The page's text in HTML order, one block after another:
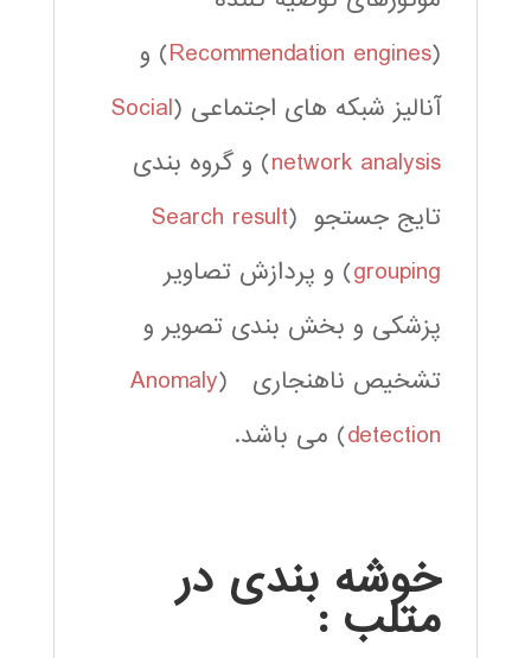
(
Recommendation engines) و
آنالیز شبکه های اجتماعی (Social
network analysis) و گروه بندی
تایج جستجو (Search result
grouping) و پردازش تصاویر
پزشکی و بخش بندی تصویر و
تشخیص ناهنجاری (Anomaly
detection) می باشد.
خوشه بندی در
متلب :